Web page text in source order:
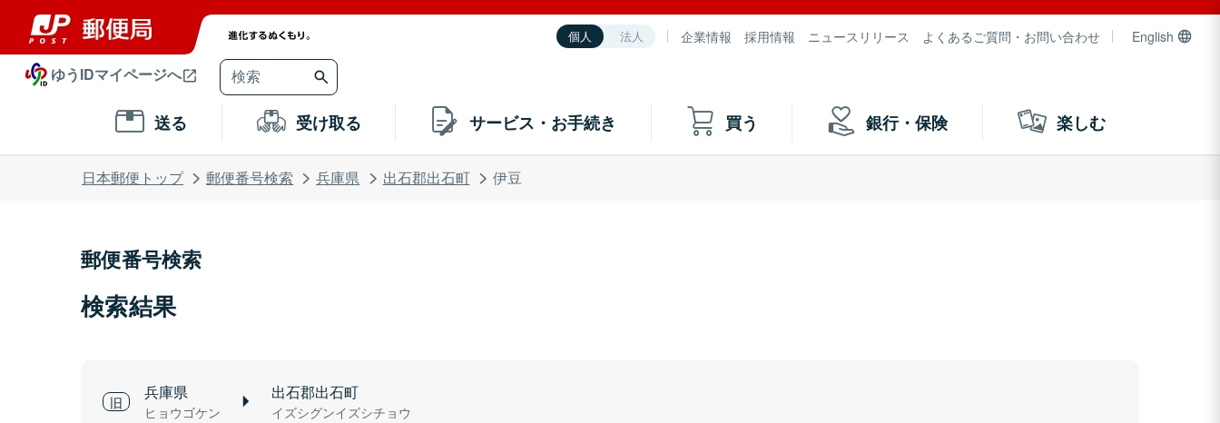
個人 法人 企業情報 採用情報 ニュースリリース よくあるご質問・お問い合わせ English
ゆうIDマイページへ
送る 受け取る サービス・お手続き 買う 銀行・保険 楽しむ
日本郵便トップ 郵便番号検索 兵庫県 出石郡出石町 伊豆
郵便番号検索
検索結果
兵庫県
ヒョウゴケン
出石郡出石町
イズシグンイズシチョウ